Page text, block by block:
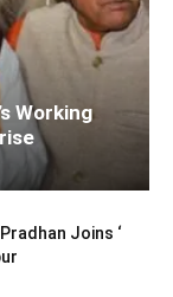
Working
Joins ‘